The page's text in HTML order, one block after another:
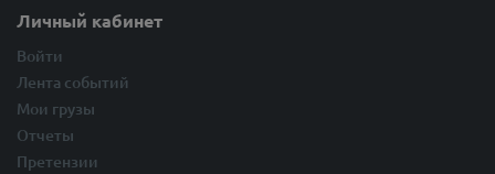
Личный кабинет
Войти
Лента событий
Мои грузы
Отчеты
Претензии